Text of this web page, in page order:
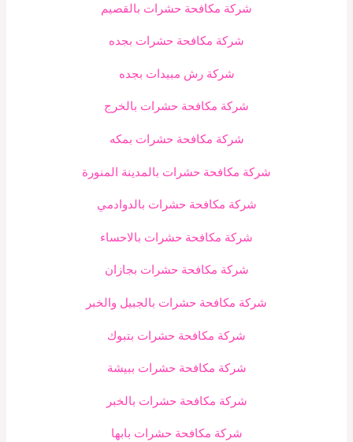
شركة مكافحة حشرات بالقصيم
شركة مكافحة حشرات بجده
شركة رش مبيدات بجده
شركة مكافحة حشرات بالخرج
شركة مكافحة حشرات بمكه
شركة مكافحة حشرات بالمدينة المنورة
شركة مكافحة حشرات بالدوادمي
شركة مكافحة حشرات بالاحساء
شركة مكافحة حشرات بجازان
شركة مكافحة حشرات بالجبيل والخبر
شركة مكافحة حشرات بتبوك
شركة مكافحة حشرات ببيشة
شركة مكافحة حشرات بالخبر
شركة مكافحة حشرات بابها